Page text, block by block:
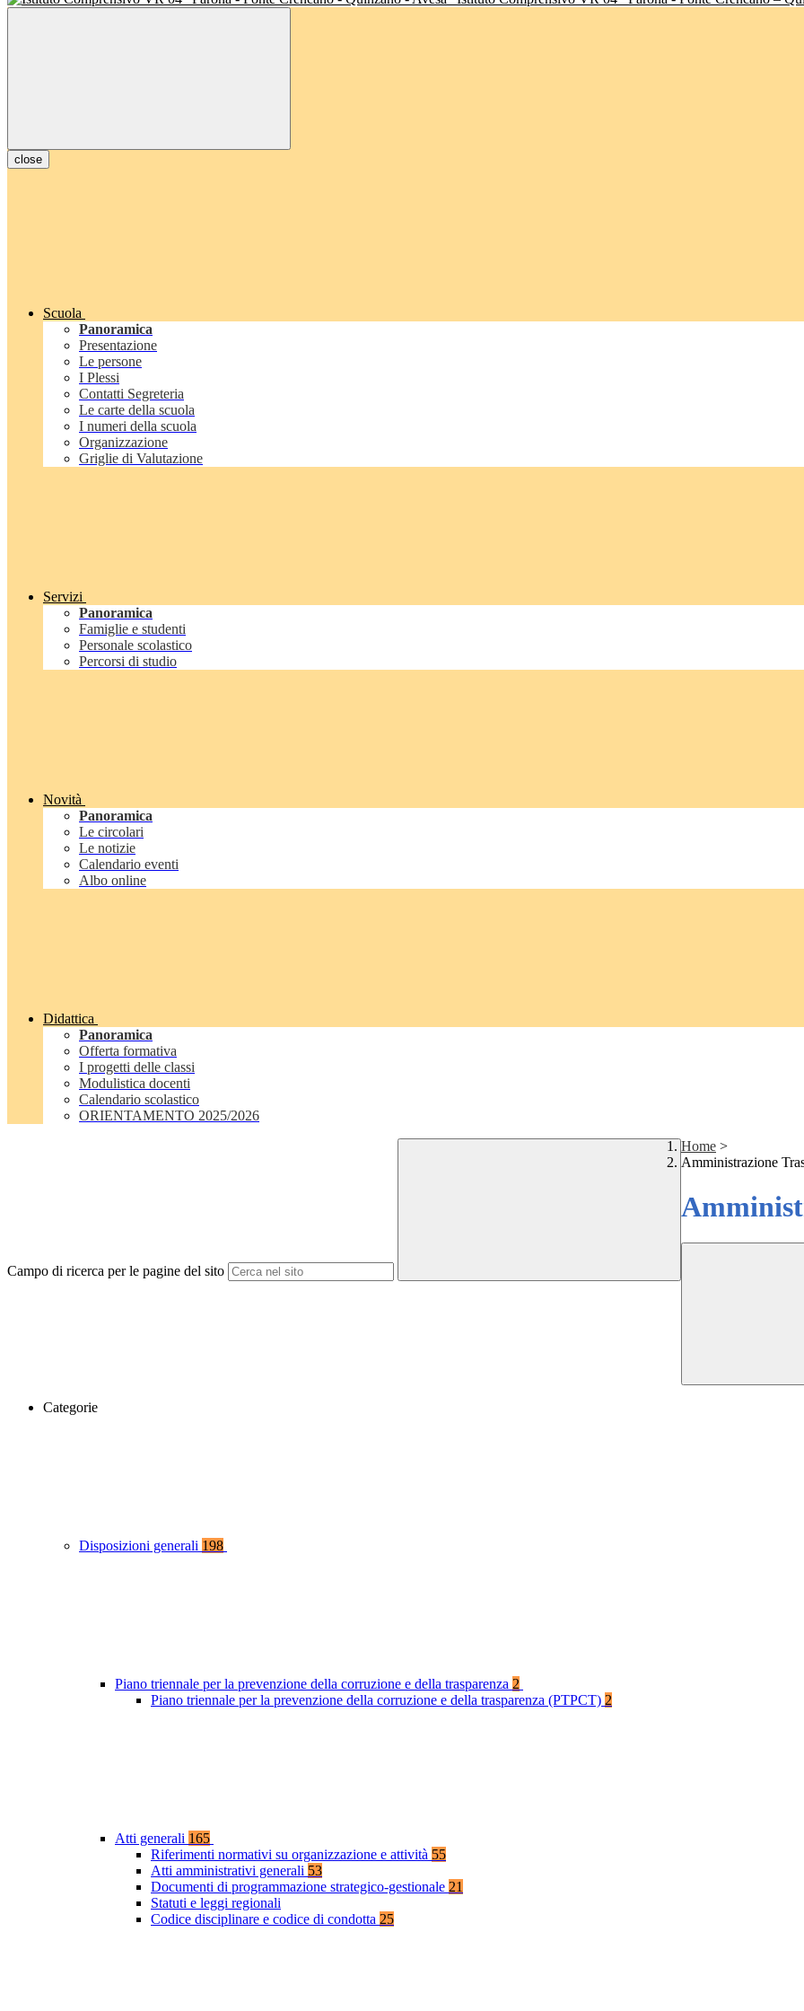
close
Scuola
Panoramica
Presentazione
Le persone
I Plessi
Contatti Segreteria
Le carte della scuola
I numeri della scuola
Organizzazione
Griglie di Valutazione
Servizi
Panoramica
Famiglie e studenti
Personale scolastico
Percorsi di studio
Novità
Panoramica
Le circolari
Le notizie
Calendario eventi
Albo online
Didattica
Panoramica
Offerta formativa
I progetti delle classi
Modulistica docenti
Calendario scolastico
ORIENTAMENTO 2025/2026
Campo di ricerca per le pagine del sito
Home >
Amministrazione
Categorie
Disposizioni generali 198
Piano triennale per la prevenzione della corruzione e della trasparenza 2
Piano triennale per la prevenzione della corruzione e della trasparenza (PTPCT) 2
Atti generali 165
Riferimenti normativi su organizzazione e attività 55
Atti amministrativi generali 53
Documenti di programmazione strategico-gestionale 21
Statuti e leggi regionali
Codice disciplinare e codice di condotta 25